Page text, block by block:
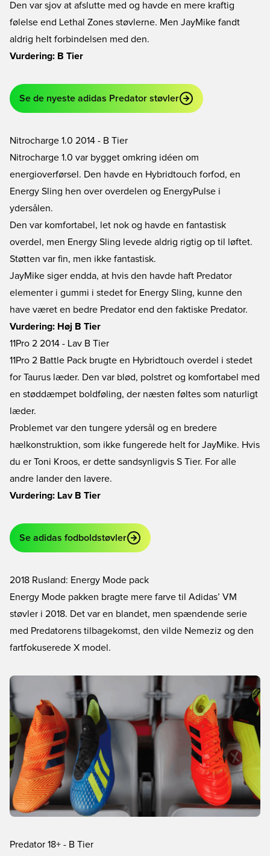
Den var sjov at afslutte med og havde en mere kraftig
følelse end Lethal Zones støvlerne. Men JayMike fandt
aldrig helt forbindelsen med den.
Vurdering: B Tier
Se de nyeste adidas Predator støvler
Nitrocharge 1.0 2014 - B Tier
Nitrocharge 1.0 var bygget omkring idéen om
energioverførsel. Den havde en Hybridtouch forfod, en
Energy Sling hen over overdelen og EnergyPulse i
ydersålen.
Den var komfortabel, let nok og havde en fantastisk
overdel, men Energy Sling levede aldrig rigtig op til løftet.
Støtten var fin, men ikke fantastisk.
JayMike siger endda, at hvis den havde haft Predator
elementer i gummi i stedet for Energy Sling, kunne den
have været en bedre Predator end den faktiske Predator.
Vurdering: Høj B Tier
11Pro 2 2014 - Lav B Tier
11Pro 2 Battle Pack brugte en Hybridtouch overdel i stedet
for Taurus læder. Den var blød, polstret og komfortabel med
en støddæmpet boldføling, der næsten føltes som naturligt
læder.
Problemet var den tungere ydersål og en bredere
hælkonstruktion, som ikke fungerede helt for JayMike. Hvis
du er Toni Kroos, er dette sandsynligvis S Tier. For alle
andre lander den lavere.
Vurdering: Lav B Tier
Se adidas fodboldstøvler
2018 Rusland: Energy Mode pack
Energy Mode pakken bragte mere farve til Adidas’ VM
støvler i 2018. Det var en blandet, men spændende serie
med Predatorens tilbagekomst, den vilde Nemeziz og den
fartfokuserede X model.
Predator 18+ - B Tier